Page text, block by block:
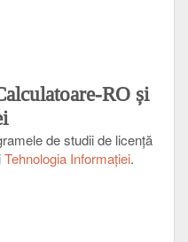
RO și
de studii de licenţă
Tehnologia Informației.